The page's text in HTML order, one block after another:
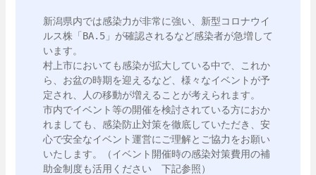
新潟県内では感染力が非常に強い、新型コロナウイ
ルス株「BA.5」が確認されるなど感染者が急増して
います。
村上市においても感染が拡大している中で、これか
ら、お盆の時期を迎えるなど、様々なイベントが予
定され、人の移動が増えることが考えられます。
市内でイベント等の開催を検討されている方におか
れましても、感染防止対策を徹底していただき、安
心で安全なイベント運営にご理解とご協力をお願い
いたします。（イベント開催時の感染対策費用の補
助金制度も活用ください　下記参照）